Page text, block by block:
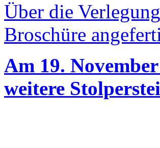
Über die
Broschüre
Am 19.
weitere